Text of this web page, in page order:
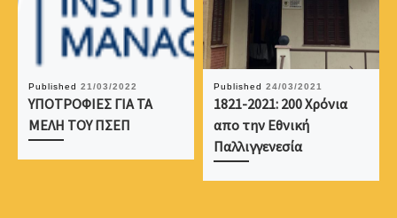
Published 21/03/2022
ΥΠΟΤΡΟΦΙΕΣ ΓΙΑ ΤΑ
ΜΕΛΗ ΤΟΥ ΠΣΕΠ
Published 24/03/2021
1821-2021: 200 Χρόνια
απο την Εθνική
Παλλιγγενεσία